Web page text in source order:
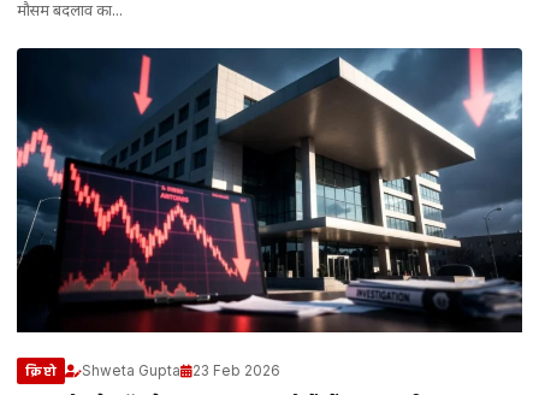
मौसम बदलाव का...
क्रिप्टो Shweta Gupta 23 Feb 2026